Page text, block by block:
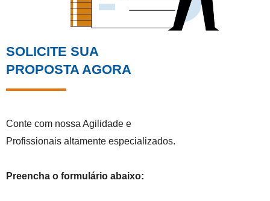
SOLICITE SUA
PROPOSTA AGORA
Conte com nossa Agilidade e
Profissionais altamente especializados.
Preencha o formulário abaixo: